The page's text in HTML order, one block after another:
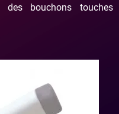
bouchons touches